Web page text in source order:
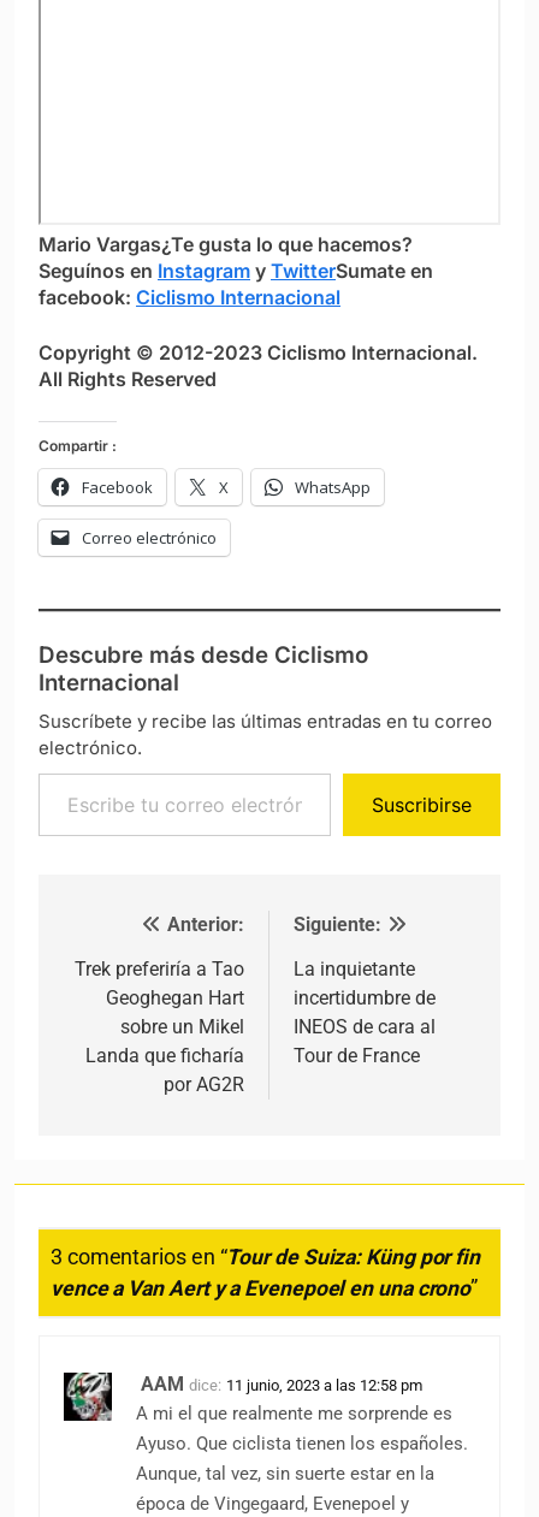
Mario Vargas¿Te gusta lo que hacemos?
Seguínos en Instagram y TwitterSumate en
facebook: Ciclismo Internacional
Copyright © 2012-2023 Ciclismo Internacional.
All Rights Reserved
Compartir :
Facebook X WhatsApp
Correo electrónico
Descubre más desde Ciclismo
Internacional
Suscríbete y recibe las últimas entradas en tu correo
electrónico.
Escribe tu correo electrónico…
Suscribirse
Navegación de entradas
Anterior:
Trek preferiría a Tao
Geoghegan Hart
sobre un Mikel
Landa que ficharía
por AG2R
Siguiente:
La inquietante
incertidumbre de
INEOS de cara al
Tour de France
3 comentarios en “Tour de Suiza: Küng por fin
vence a Van Aert y a Evenepoel en una crono”
AAM dice: 11 junio, 2023 a las 12:58 pm
A mi el que realmente me sorprende es
Ayuso. Que ciclista tienen los españoles.
Aunque, tal vez, sin suerte estar en la
época de Vingegaard, Evenepoel y